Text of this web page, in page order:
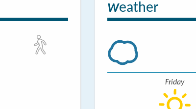
Weather
Friday